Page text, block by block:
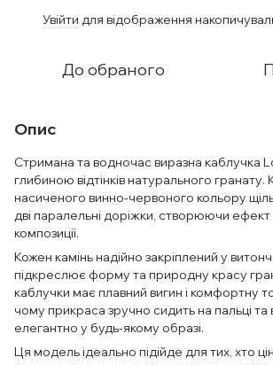
Увійти для відображення
До обраного
Опис
Стримана та водночас виразна каблучка
глибиною відтінків натурального гранату.
насиченого винно-червоного кольору
дві паралельні доріжки, створюючи ефект
композиції.
Кожен камінь надійно закріплений у
підкреслює форму та природну красу
каблучки має плавний вигин і комфортну
чому прикраса зручно сидить на пальці та
елегантно у будь-якому образі.
Ця модель ідеально підійде для тих, хто